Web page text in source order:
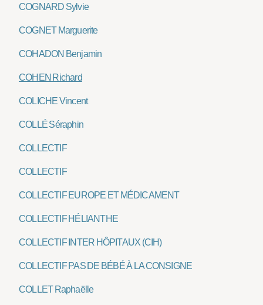
COGNARD Sylvie
COGNET Marguerite
COHADON Benjamin
COHEN Richard
COLICHE Vincent
COLLÉ Séraphin
COLLECTIF
COLLECTIF
COLLECTIF EUROPE ET MÉDICAMENT
COLLECTIF HÉLIANTHE
COLLECTIF INTER HÔPITAUX (CIH)
COLLECTIF PAS DE BÉBÉ À LA CONSIGNE
COLLET Raphaëlle